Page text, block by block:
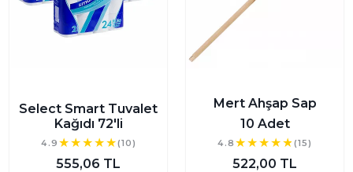
Select Smart Tuvalet
Kağıdı 72'li
4.9 (10)
555,06 TL
Mert Ahşap Sap
10 Adet
4.8 (15)
522,00 TL